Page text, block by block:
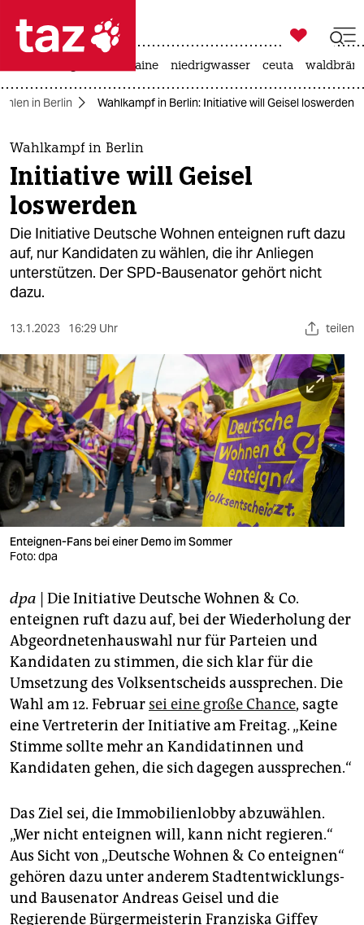
 taz zahl ich
taz zahl ich
themen
politik
öko
gesellschaft
kultur
sport
berlin
nord
wahrheit
verlag
verlag
veranstaltungen
fragen & hilfe
unterstützen
abo
genossenschaft
epaper login

taz zahl ich
krieg in der ukraine niedrigwasser ceuta
in Berlin Wahlkampf in Berlin: Initiative will Geisel loswerden
Wahlkampf in Berlin
Initiative will Geisel
loswerden
Die Initiative Deutsche Wohnen enteignen ruft dazu
auf, nur Kandidaten zu wählen, die ihr Anliegen
unterstützen. Der SPD-Bausenator gehört nicht
dazu.
13.1.2023 16:29 Uhr teilen
Enteignen-Fans bei einer Demo im Sommer
Foto: dpa
dpa | Die Initiative Deutsche Wohnen & Co.
enteignen ruft dazu auf, bei der Wiederholung der
Abgeordnetenhauswahl nur für Parteien und
Kandidaten zu stimmen, die sich klar für die
Umsetzung des Volksentscheids aussprechen. Die
Wahl am 12. Februar sei eine große Chance, sagte
eine Vertreterin der Initiative am Freitag. „Keine
Stimme sollte mehr an Kandidatinnen und
Kandidaten gehen, die sich dagegen aussprechen.“
Das Ziel sei, die Immobilienlobby abzuwählen.
„Wer nicht enteignen will, kann nicht regieren.“
Aus Sicht von „Deutsche Wohnen & Co enteignen“
gehören dazu unter anderem Stadtentwicklungs-
und Bausenator Andreas Geisel und die
Regierende Bürgermeisterin Franziska Giffey